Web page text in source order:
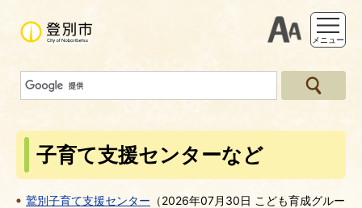
支援ツー
メニュー
子育て支援センターなど
鷲別子育て支援センター （2026年07月30日 こども育成グルー